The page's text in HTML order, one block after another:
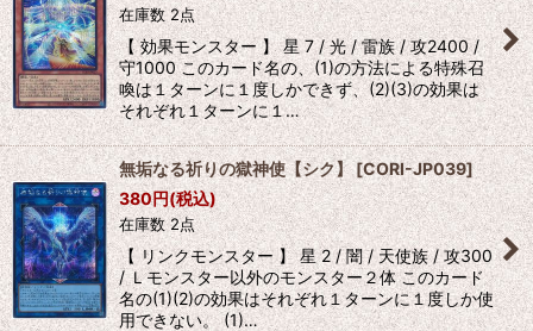
在庫数 2点
【 効果モンスター 】 星 7 / 光 / 雷族 / 攻2400 /
守1000 このカード名の、(1)の方法による特殊召
喚は１ターンに１度しかできず、(2)(3)の効果は
それぞれ１ターンに１…
無垢なる祈りの獄神使【シク】 [CORI-JP039]
380円(税込)
在庫数 2点
【 リンクモンスター 】 星 2 / 闇 / 天使族 / 攻300
/ Ｌモンスター以外のモンスター２体 このカード
名の(1)(2)の効果はそれぞれ１ターンに１度しか使
用できない。 (1)…